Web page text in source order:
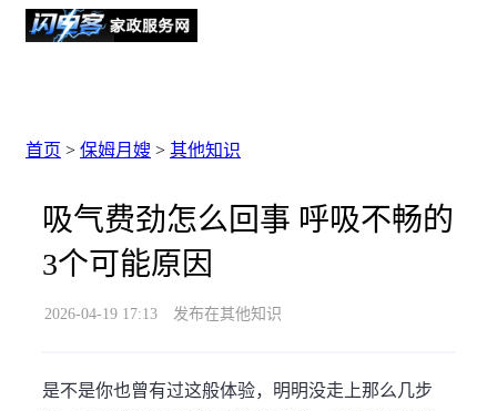
首页 > 保姆月嫂 > 其他知识
吸气费劲怎么回事 呼吸不畅的
3个可能原因
2026-04-19 17:13 发布在其他知识
是不是你也曾有过这般体验，明明没走上那么几步